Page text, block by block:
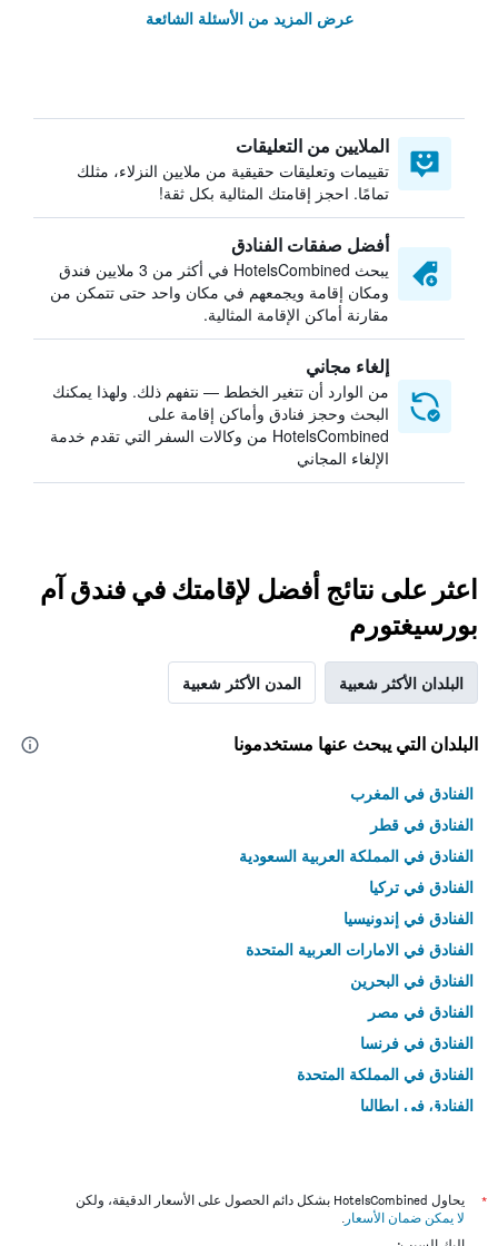
عرض المزيد من الأسئلة الشائعة
الملايين من التعليقات
تقييمات وتعليقات حقيقية من ملايين النزلاء، مثلك
تمامًا. احجز إقامتك المثالية بكل ثقة!
أفضل صفقات الفنادق
يبحث HotelsCombined في أكثر من 3 ملايين فندق
ومكان إقامة ويجمعهم في مكان واحد حتى تتمكن من
مقارنة أماكن الإقامة المثالية.
إلغاء مجاني
من الوارد أن تتغير الخطط — نتفهم ذلك. ولهذا يمكنك
البحث وحجز فنادق وأماكن إقامة على
HotelsCombined من وكالات السفر التي تقدم خدمة
الإلغاء المجاني
اعثر على نتائج أفضل لإقامتك في فندق آم
بورسيغتورم
البلدان الأكثر شعبية المدن الأكثر شعبية
البلدان التي يبحث عنها مستخدمونا
الفنادق في المغرب
الفنادق في قطر
الفنادق في المملكة العربية السعودية
الفنادق في تركيا
الفنادق في إندونيسيا
الفنادق في الامارات العربية المتحدة
الفنادق في البحرين
الفنادق في مصر
الفنادق في فرنسا
الفنادق في المملكة المتحدة
الفنادق في إيطاليا
*
يحاول HotelsCombined بشكل دائم الحصول على الأسعار الدقيقة، ولكن
لا يمكن ضمان الأسعار .